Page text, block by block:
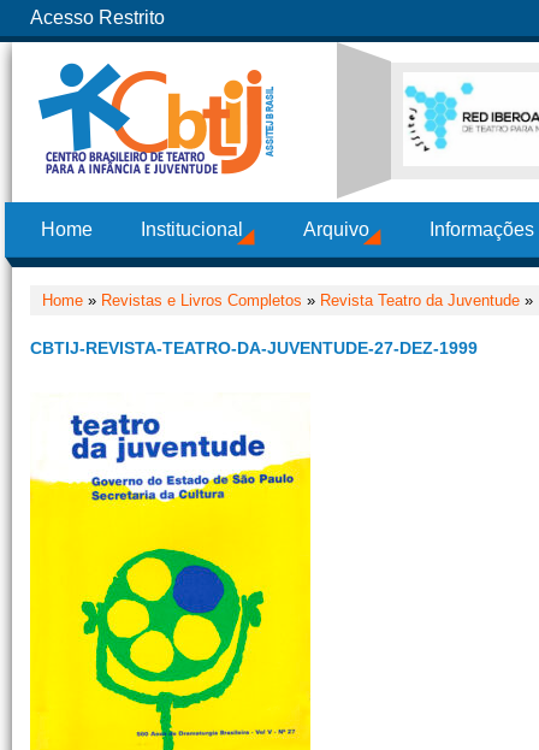
Acesso Restrito
Home Institucional Arquivo
Home » Revistas e Livros Completos » Revista Teatro da Juventude »
CBTIJ-REVISTA-TEATRO-DA-JUVENTUDE-27-DEZ-1999